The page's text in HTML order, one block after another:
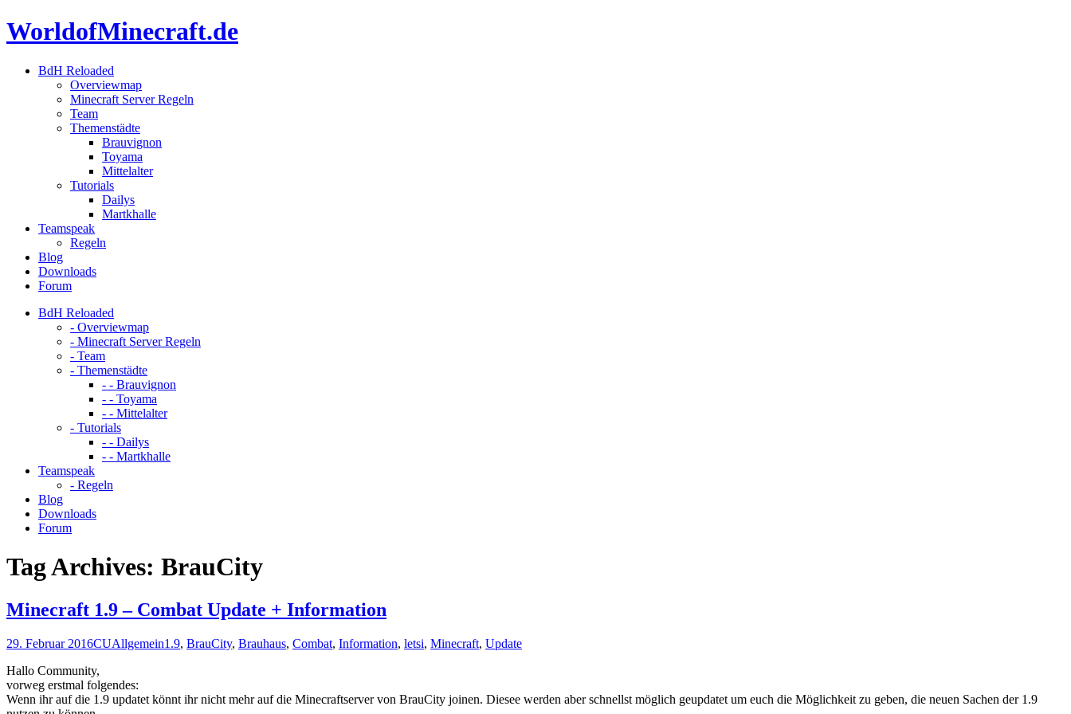
Skip
to
WorldofMinecraft.de
BdH Reloaded
Overviewmap
Minecraft Server Regeln
Team
Themenstädte
Brauvignon
Toyama
Mittelalter
Tutorials
Dailys
Martkhalle
Teamspeak
Regeln
Blog
Downloads
Forum
BdH Reloaded
- Overviewmap
- Minecraft Server Regeln
- Team
- Themenstädte
- - Brauvignon
- - Toyama
- - Mittelalter
- Tutorials
- - Dailys
- - Martkhalle
Teamspeak
- Regeln
Blog
Downloads
Forum
Tag Archives: BrauCity
Minecraft 1.9 – Combat Update + Information
29. Februar 2016CUAllgemein1.9, BrauCity, Brauhaus, Combat, Information, letsi, Minecraft, Update
Hallo Community,
vorweg erstmal folgendes:
Wenn ihr auf die 1.9 updatet könnt ihr nicht mehr auf die Minecraftserver von BrauCity joinen. Diesee werden aber schnellst möglich geupdatet um euch die Möglichkeit zu geben, die neuen Sachen der 1.9